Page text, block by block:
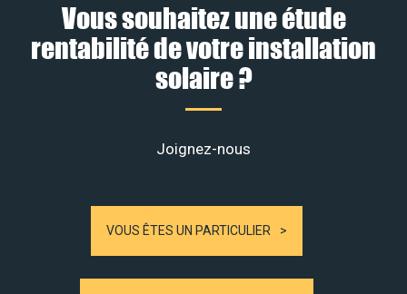
Vous souhaitez une étude
rentabilité de votre installation
solaire ?
Joignez-nous
VOUS ÊTES UN PARTICULIER